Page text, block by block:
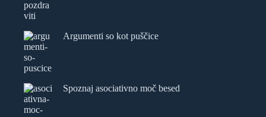
Argumenti so kot puščice
Spoznaj asociativno moč besed